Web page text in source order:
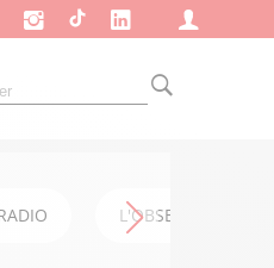
L'OBSERVATOIRE